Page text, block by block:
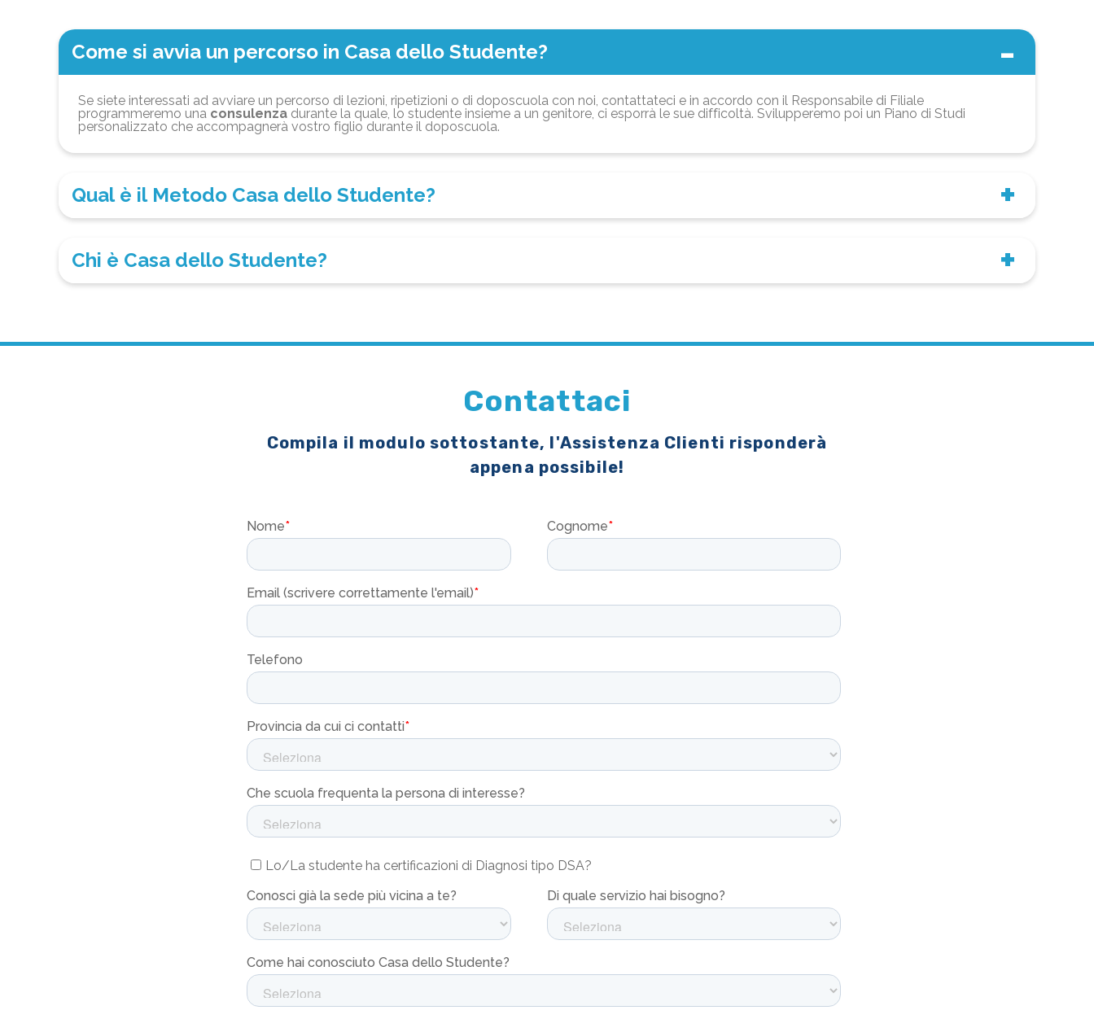
Come si avvia un percorso in Casa dello Studente?
Se siete interessati ad avviare un percorso di lezioni, ripetizioni o di doposcuola con noi, contattateci e in accordo con il Responsabile di Filiale
programmeremo una consulenza durante la quale, lo studente insieme a un genitore, ci esporrà le sue difficoltà. Svilupperemo poi un Piano di Studi
personalizzato che accompagnerà vostro figlio durante il doposcuola.
Qual è il Metodo Casa dello Studente?
Chi è Casa dello Studente?
Contattaci
Compila il modulo sottostante, l'Assistenza Clienti risponderà
appena possibile!